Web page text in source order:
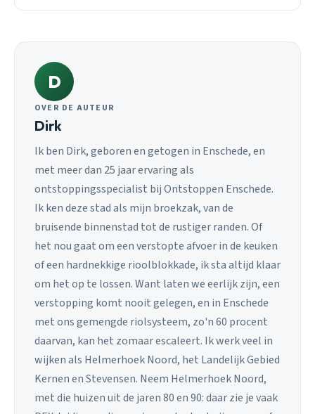
D
OVER DE AUTEUR
Dirk
Ik ben Dirk, geboren en getogen in Enschede, en
met meer dan 25 jaar ervaring als
ontstoppingsspecialist bij Ontstoppen Enschede.
Ik ken deze stad als mijn broekzak, van de
bruisende binnenstad tot de rustiger randen. Of
het nou gaat om een verstopte afvoer in de keuken
of een hardnekkige rioolblokkade, ik sta altijd klaar
om het op te lossen. Want laten we eerlijk zijn, een
verstopping komt nooit gelegen, en in Enschede
met ons gemengde riolsysteem, zo'n 60 procent
daarvan, kan het zomaar escaleert. Ik werk veel in
wijken als Helmerhoek Noord, het Landelijk Gebied
Kernen en Stevensen. Neem Helmerhoek Noord,
met die huizen uit de jaren 80 en 90: daar zie je vaak